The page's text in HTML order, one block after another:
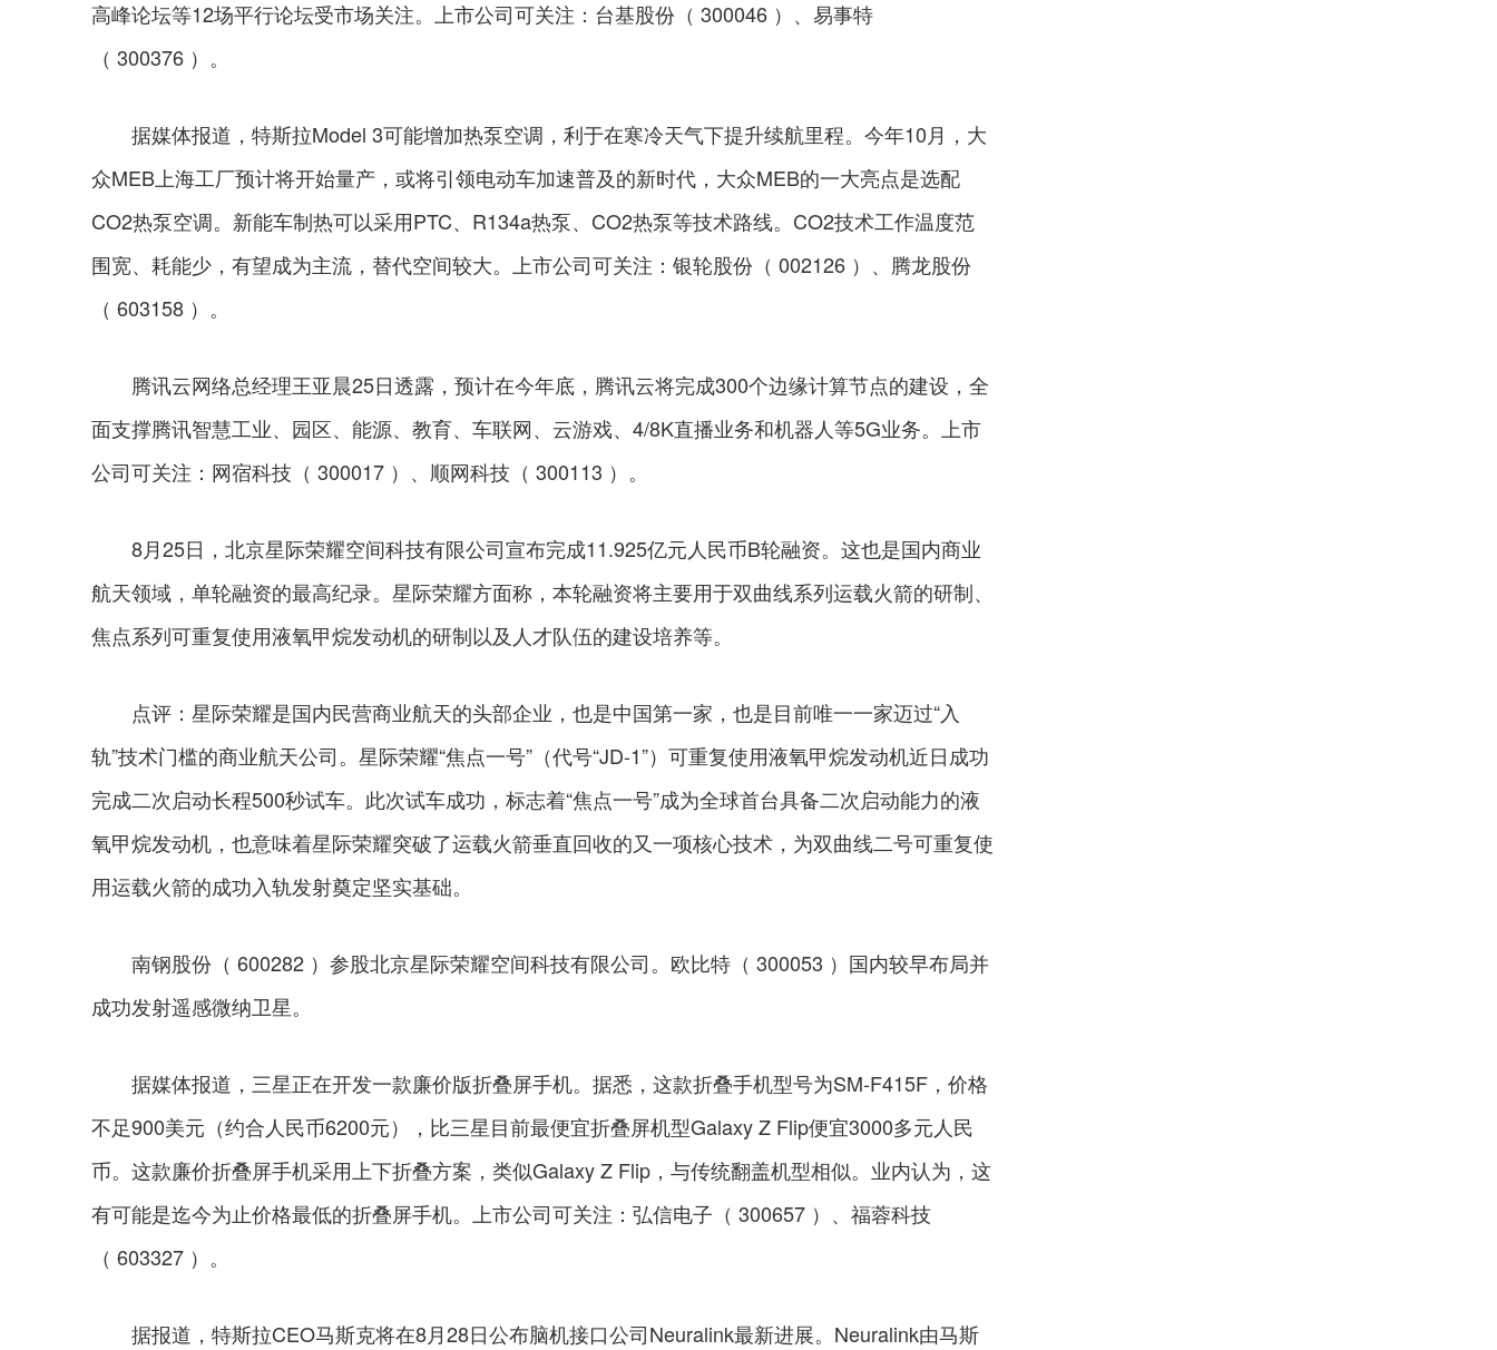
高峰论坛等12场平行论坛受市场关注。上市公司可关注：台基股份（ 300046 ）、易事特
（ 300376 ）。
据媒体报道，特斯拉Model 3可能增加热泵空调，利于在寒冷天气下提升续航里程。今年10月，大
众MEB上海工厂预计将开始量产，或将引领电动车加速普及的新时代，大众MEB的一大亮点是选配
CO2热泵空调。新能车制热可以采用PTC、R134a热泵、CO2热泵等技术路线。CO2技术工作温度范
围宽、耗能少，有望成为主流，替代空间较大。上市公司可关注：银轮股份（ 002126 ）、腾龙股份
（ 603158 ）。
腾讯云网络总经理王亚晨25日透露，预计在今年底，腾讯云将完成300个边缘计算节点的建设，全
面支撑腾讯智慧工业、园区、能源、教育、车联网、云游戏、4/8K直播业务和机器人等5G业务。上市
公司可关注：网宿科技（ 300017 ）、顺网科技（ 300113 ）。
8月25日，北京星际荣耀空间科技有限公司宣布完成11.925亿元人民币B轮融资。这也是国内商业
航天领域，单轮融资的最高纪录。星际荣耀方面称，本轮融资将主要用于双曲线系列运载火箭的研制、
焦点系列可重复使用液氧甲烷发动机的研制以及人才队伍的建设培养等。
点评：星际荣耀是国内民营商业航天的头部企业，也是中国第一家，也是目前唯一一家迈过“入
轨”技术门槛的商业航天公司。星际荣耀“焦点一号”（代号“JD-1”）可重复使用液氧甲烷发动机近日成功
完成二次启动长程500秒试车。此次试车成功，标志着“焦点一号”成为全球首台具备二次启动能力的液
氧甲烷发动机，也意味着星际荣耀突破了运载火箭垂直回收的又一项核心技术，为双曲线二号可重复使
用运载火箭的成功入轨发射奠定坚实基础。
南钢股份（ 600282 ）参股北京星际荣耀空间科技有限公司。欧比特（ 300053 ）国内较早布局并
成功发射遥感微纳卫星。
据媒体报道，三星正在开发一款廉价版折叠屏手机。据悉，这款折叠手机型号为SM-F415F，价格
不足900美元（约合人民币6200元），比三星目前最便宜折叠屏机型Galaxy Z Flip便宜3000多元人民
币。这款廉价折叠屏手机采用上下折叠方案，类似Galaxy Z Flip，与传统翻盖机型相似。业内认为，这
有可能是迄今为止价格最低的折叠屏手机。上市公司可关注：弘信电子（ 300657 ）、福蓉科技
（ 603327 ）。
据报道，特斯拉CEO马斯克将在8月28日公布脑机接口公司Neuralink最新进展。Neuralink由马斯